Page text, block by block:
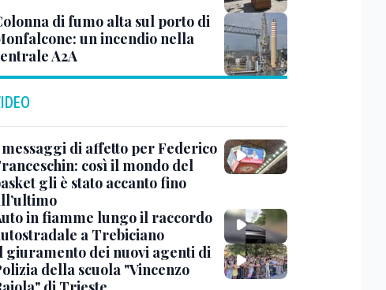
di fumo alta sul porto di
un incendio nella
A2A
di affetto per Federico
così il mondo del
gli è stato accanto fino
in fiamme lungo il raccordo
a Trebiciano
giuramento dei nuovi agenti di
della scuola "Vincenzo